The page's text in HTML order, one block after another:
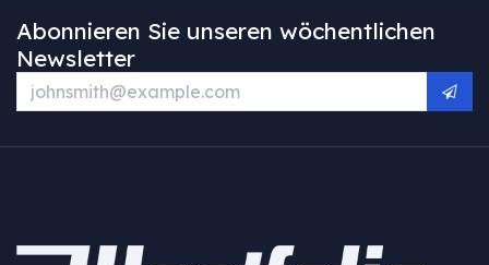
Abonnieren Sie unseren wöchentlichen
Newsletter